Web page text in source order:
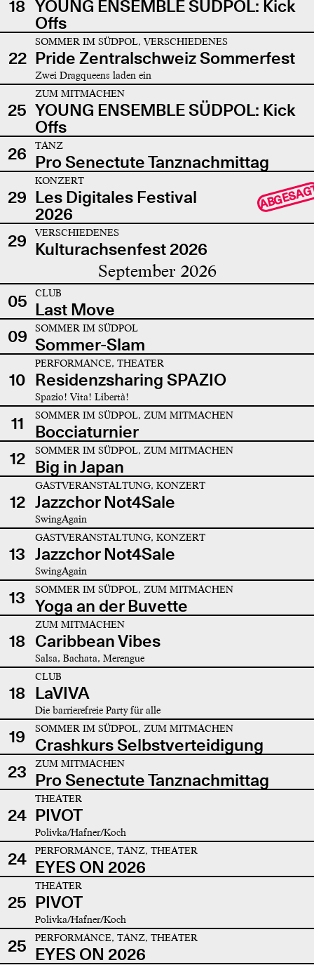
18 YOUNG ENSEMBLE SÜDPOL: Kick
Offs
22
SOMMER IM SÜDPOL, VERSCHIEDENES
Pride Zentralschweiz Sommerfest
Zwei Dragqueens laden ein
25
ZUM MITMACHEN
YOUNG ENSEMBLE SÜDPOL: Kick
Offs
26
TANZ
Pro Senectute Tanznachmittag
29
KONZERT
Les Digitales Festival
2026
29 VERSCHIEDENES
Kulturachsenfest 2026
September 2026
05 CLUB
Last Move
09
SOMMER IM SÜDPOL
Sommer-Slam
10
PERFORMANCE, THEATER
Residenzsharing SPAZIO
Spazio! Vita! Libertà!
11 SOMMER IM SÜDPOL, ZUM MITMACHEN
Bocciaturnier
12
SOMMER IM SÜDPOL, ZUM MITMACHEN
Big in Japan
12
GASTVERANSTALTUNG, KONZERT
Jazzchor Not4Sale
SwingAgain
13
GASTVERANSTALTUNG, KONZERT
Jazzchor Not4Sale
SwingAgain
13 SOMMER IM SÜDPOL, ZUM MITMACHEN
Yoga an der Buvette
18
ZUM MITMACHEN
Caribbean Vibes
Salsa, Bachata, Merengue
18
CLUB
LaVIVA
Die barrierefreie Party für alle
19 SOMMER IM SÜDPOL, ZUM MITMACHEN
Crashkurs Selbstverteidigung
23
ZUM MITMACHEN
Pro Senectute Tanznachmittag
24
THEATER
PIVOT
Polivka/Hafner/Koch
24 PERFORMANCE, TANZ, THEATER
EYES ON 2026
25
THEATER
PIVOT
Polivka/Hafner/Koch
25 PERFORMANCE, TANZ, THEATER
EYES ON 2026